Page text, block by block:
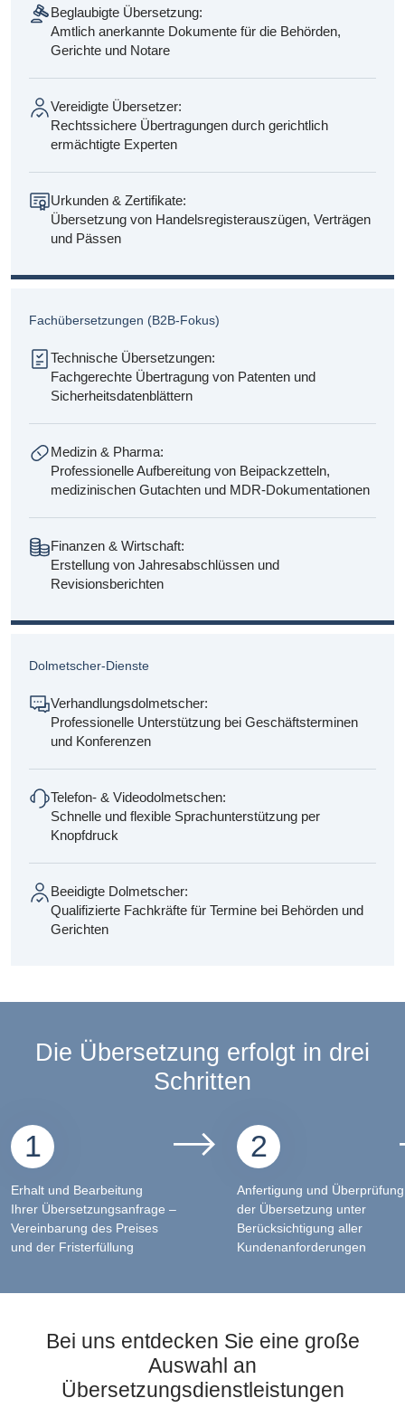
Beglaubigte Übersetzung:
Amtlich anerkannte Dokumente für die Behörden,
Gerichte und Notare
Vereidigte Übersetzer:
Rechtssichere Übertragungen durch gerichtlich
ermächtigte Experten
Urkunden & Zertifikate:
Übersetzung von Handelsregisterauszügen, Verträgen
und Pässen
Fachübersetzungen (B2B-Fokus)
Technische Übersetzungen:
Fachgerechte Übertragung von Patenten und
Sicherheitsdatenblättern
Medizin & Pharma:
Professionelle Aufbereitung von Beipackzetteln,
medizinischen Gutachten und MDR-Dokumentationen
Finanzen & Wirtschaft:
Erstellung von Jahresabschlüssen und
Revisionsberichten
Dolmetscher-Dienste
Verhandlungsdolmetscher:
Professionelle Unterstützung bei Geschäftsterminen
und Konferenzen
Telefon- & Videodolmetschen:
Schnelle und flexible Sprachunterstützung per
Knopfdruck
Beeidigte Dolmetscher:
Qualifizierte Fachkräfte für Termine bei Behörden und
Gerichten
Die Übersetzung erfolgt in drei
Schritten
1
Erhalt und Bearbeitung
Ihrer Übersetzungsanfrage –
Vereinbarung des Preises
und der Fristerfüllung
2
Anfertigung und Überprüfung
der Übersetzung unter
Berücksichtigung aller
Kundenanforderungen
Bei uns entdecken Sie eine große
Auswahl an
Übersetzungsdienstleistungen